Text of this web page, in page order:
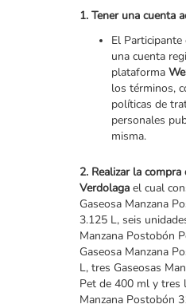
1. Tener una cuenta
El
una cuenta
plataforma
los términos,
políticas de
personales
misma.
2. Realizar la
Verdolaga el cual
Gaseosa Manzana
3.125 L, seis
Manzana Postobón
Gaseosa Manzana
L, tres Gaseosas
Pet de 400 ml y tres
Manzana Postobón